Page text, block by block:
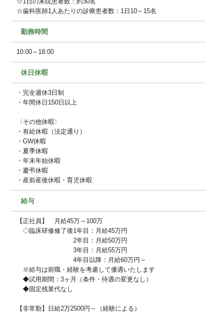
☆歯科医師1人あたりの診療患者数：1日10～15名
勤務時間
10:00～18:00
休日休暇
・完全週休3日制
・年間休日150日以上
〈その他休暇〉
・有給休暇（法定通り）
・GW休暇
・夏季休暇
・年末年始休暇
・慶弔休暇
・産前産後休暇・育児休暇
給与
【正社員】 月給45万～100万
◇臨床研修修了後1年目：月給45万円
2年目：月給50万円
3年目：月給55万円
4年目以降：月給60万円～
※給与は前職・経験を考慮して優遇いたします
◆試用期間：3ヶ月（条件・待遇の変更なし）
◆固定残業代なし
【非常勤】日給2万2500円～（経験による）